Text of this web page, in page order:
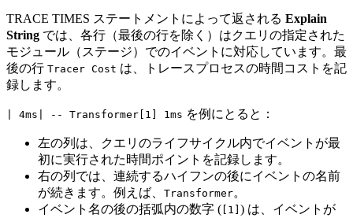
TRACE TIMES ステートメントによって返される Explain
String では、各行（最後の行を除く）はクエリの指定された
モジュール（ステージ）でのイベントに対応しています。最
後の行 Tracer Cost は、トレースプロセスの時間コストを記
録します。
| 4ms| -- Transformer[1] 1ms を例にとると：
左の列は、クエリのライフサイクル内でイベントが最
初に実行された時間ポイントを記録します。
右の列では、連続するハイフンの後にイベントの名前
が続きます。例えば、 Transformer。
イベント名の後の括弧内の数字 ( [1] ) は、イベントが